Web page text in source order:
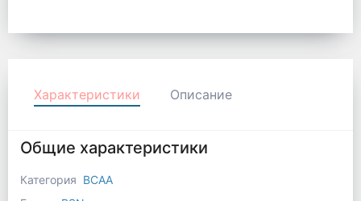
Характеристики Описание
Общие характеристики
Категория BCAA